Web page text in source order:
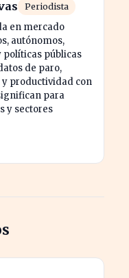
Periodista
en mercado
autónomos,
políticas públicas
de paro,
productividad con
para
y sectores